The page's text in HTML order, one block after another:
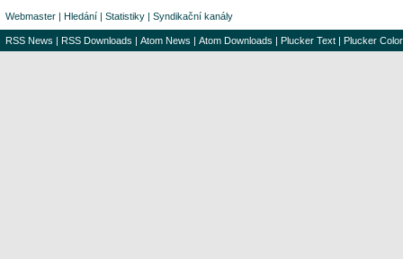
Webmaster | Hledání | Statistiky | Syndikační kanály
RSS News | RSS Downloads | Atom News | Atom Downloads | Plucker Text | Plucker Color